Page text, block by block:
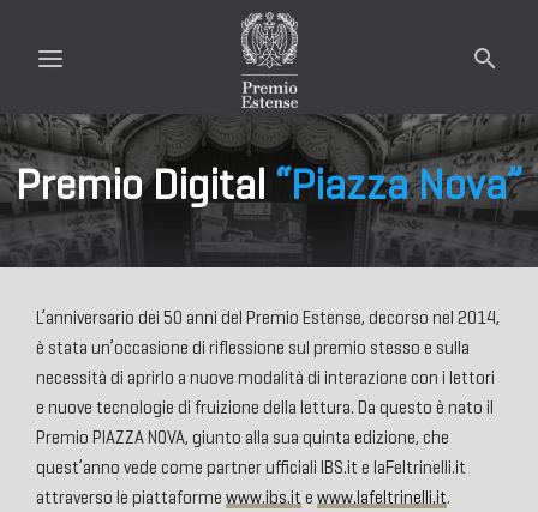
Premio Digital “Piazza Nova”
L’anniversario dei 50 anni del Premio Estense, decorso nel 2014,
è stata un’occasione di riflessione sul premio stesso e sulla
necessità di aprirlo a nuove modalità di interazione con i lettori
e nuove tecnologie di fruizione della lettura. Da questo è nato il
Premio PIAZZA NOVA, giunto alla sua quinta edizione, che
quest’anno vede come partner ufficiali IBS.it e laFeltrinelli.it
attraverso le piattaforme www.ibs.it e www.lafeltrinelli.it.